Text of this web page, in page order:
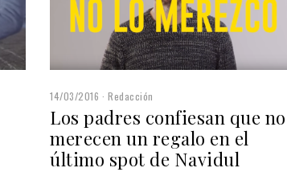
14/03/2016 Redacción
Los padres confiesan que no
merecen un regalo en el
último spot de Navidul